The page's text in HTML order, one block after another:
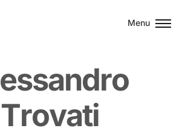
Menu
essandro
Trovati